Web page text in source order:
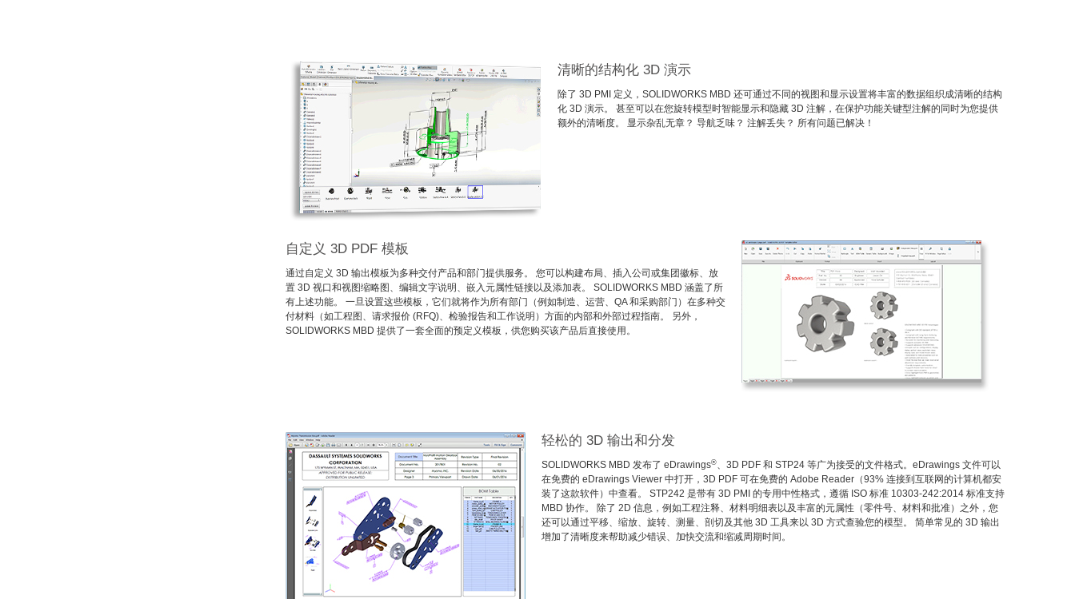
清晰的结构化 3D 演示
除了 3D PMI 定义，SOLIDWORKS MBD 还可通过不同的视图和显示设置将丰富的数据组织成清晰的结构
化 3D 演示。 甚至可以在您旋转模型时智能显示和隐藏 3D 注解，在保护功能关键型注解的同时为您提供
额外的清晰度。 显示杂乱无章？ 导航乏味？ 注解丢失？ 所有问题已解决！
自定义 3D PDF 模板
通过自定义 3D 输出模板为多种交付产品和部门提供服务。 您可以构建布局、插入公司或集团徽标、放
置 3D 视口和视图缩略图、编辑文字说明、嵌入元属性链接以及添加表。 SOLIDWORKS MBD 涵盖了所
有上述功能。 一旦设置这些模板，它们就将作为所有部门（例如制造、运营、QA 和采购部门）在多种交
付材料（如工程图、请求报价 (RFQ)、检验报告和工作说明）方面的内部和外部过程指南。 另外，
SOLIDWORKS MBD 提供了一套全面的预定义模板，供您购买该产品后直接使用。
轻松的 3D 输出和分发
SOLIDWORKS MBD 发布了 eDrawings®、3D PDF 和 STP24 等广为接受的文件格式。eDrawings 文件可以
在免费的 eDrawings Viewer 中打开，3D PDF 可在免费的 Adobe Reader（93% 连接到互联网的计算机都安
装了这款软件）中查看。 STP242 是带有 3D PMI 的专用中性格式，遵循 ISO 标准 10303-242:2014 标准支持
MBD 协作。 除了 2D 信息，例如工程注释、材料明细表以及丰富的元属性（零件号、材料和批准）之外，您
还可以通过平移、缩放、旋转、测量、剖切及其他 3D 工具来以 3D 方式查验您的模型。 简单常见的 3D 输出
增加了清晰度来帮助减少错误、加快交流和缩减周期时间。